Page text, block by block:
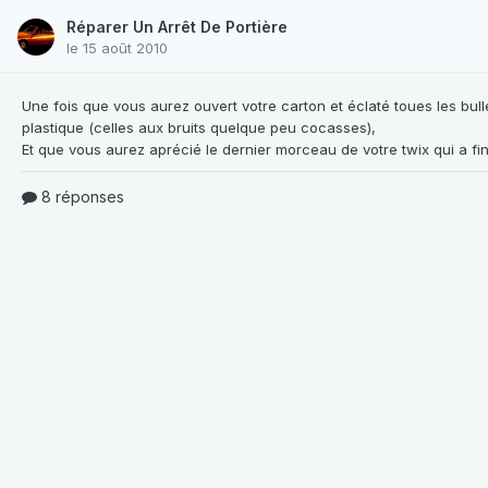
Réparer Un Arrêt De Portière
le 15 août 2010
Une fois que vous aurez ouvert votre carton et éclatétoues les
plastique (celles aux bruits quelque peu cocasses),
8 réponses